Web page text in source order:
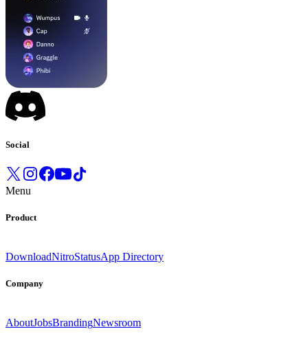
Social
Menu
Product
DownloadNitroStatusApp Directory
Company
AboutJobsBrandingNewsroom